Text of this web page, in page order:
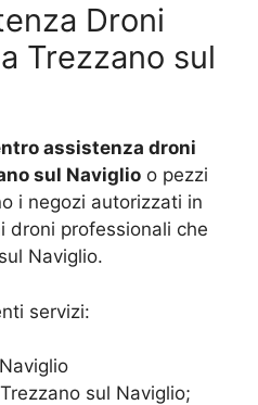
Droni
Trezzano sul
assistenza droni
sul Naviglio o pezzi
i negozi autorizzati in
droni professionali che
Naviglio.
servizi:
sul Naviglio;